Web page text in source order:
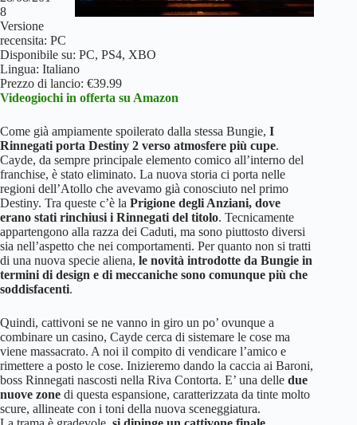
8
Versione
recensita: PC
Disponibile su: PC, PS4, XBO
Lingua: Italiano
Prezzo di lancio: €39.99
Videogiochi in offerta su Amazon
Come già ampiamente spoilerato dalla stessa Bungie, I
Rinnegati porta Destiny 2 verso atmosfere più cupe.
Cayde, da sempre principale elemento comico all’interno del
franchise, è stato eliminato. La nuova storia ci porta nelle
regioni dell’Atollo che avevamo già conosciuto nel primo
Destiny. Tra queste c’è la Prigione degli Anziani, dove
erano stati rinchiusi i Rinnegati del titolo. Tecnicamente
appartengono alla razza dei Caduti, ma sono piuttosto diversi
sia nell’aspetto che nei comportamenti. Per quanto non si tratti
di una nuova specie aliena, le novità introdotte da Bungie in
termini di design e di meccaniche sono comunque più che
soddisfacenti.
Quindi, cattivoni se ne vanno in giro un po’ ovunque a
combinare un casino, Cayde cerca di sistemare le cose ma
viene massacrato. A noi il compito di vendicare l’amico e
rimettere a posto le cose. Inizieremo dando la caccia ai Baroni,
boss Rinnegati nascosti nella Riva Contorta. E’ una delle due
nuove zone di questa espansione, caratterizzata da tinte molto
scure, allineate con i toni della nuova sceneggiatura.